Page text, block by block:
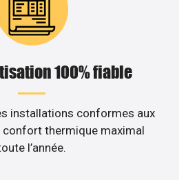
100% fiable
installations conformes aux
confort thermique maximal
l’année.